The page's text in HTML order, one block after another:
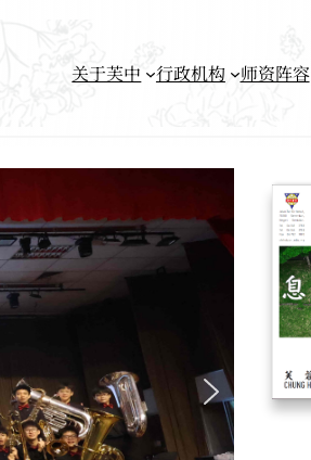
关于芙中 行政机构 师资阵容